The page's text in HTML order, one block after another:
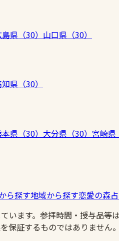
島県 （30） 山口県 （30）
県 （30）
県 （30） 大分県 （30） 宮崎県
ら探す地域から探す恋愛の森
ます。参拝時間・授与品等
保証するものではありません。